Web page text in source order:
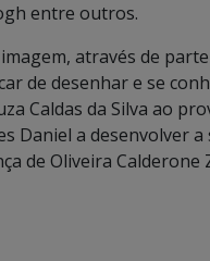
entre outros.
através de
de desenhar e se
Caldas da Silva ao
Daniel a desenvolver
de Oliveira Calderone